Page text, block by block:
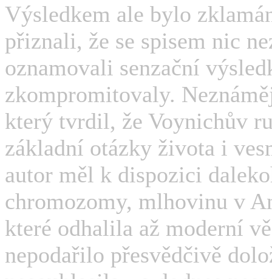
Výsledkem ale bylo
přiznali, že se spisem nic
oznamovali senzační
zkompromitovaly.
který tvrdil, že Voynichův
základní otázky života i
autor měl k dispozici
chromozomy, mlhovinu v
které odhalila až moderní
nepodařilo přesvědčivě